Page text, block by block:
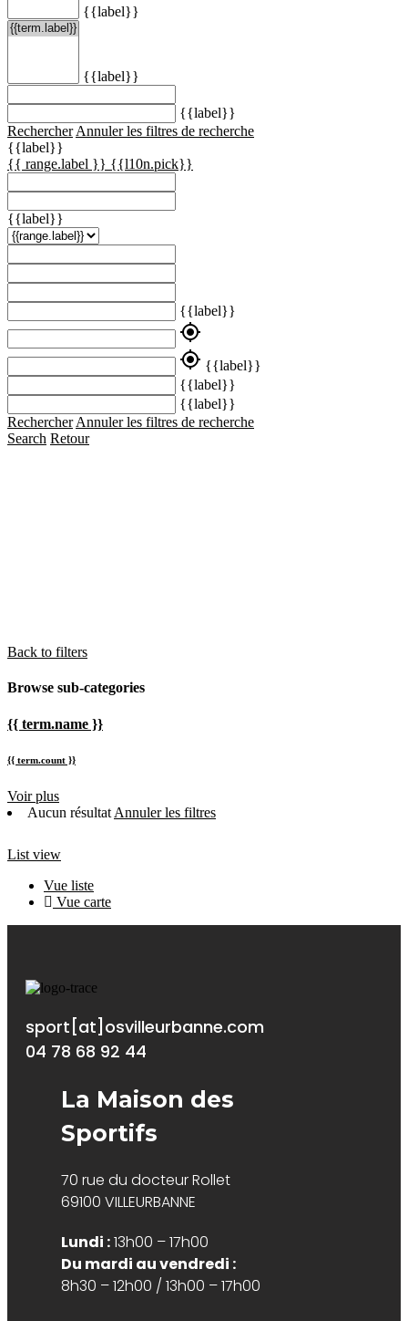
{{label}}
{{label}}
{{label}}
Rechercher Annuler les filtres de recherche
{{label}}
{{ range.label }} {{l10n.pick}}
{{label}}
{{label}}
my_location
my_location {{label}}
{{label}}
{{label}}
Rechercher Annuler les filtres de recherche
Search Retour
Back to filters
Browse sub-categories
{{ term.name }}
{{ term.count }}
Voir plus
Aucun résultatAnnuler les filtres
List view
Vue liste
Vue carte
sport[at]osvilleurbanne.com
04 78 68 92 44
La Maison des
Sportifs
70 rue du docteur Rollet
69100 VILLEURBANNE
Lundi :13h00 – 17h00
Du mardi au vendredi :
8h30 – 12h00 / 13h00 – 17h00